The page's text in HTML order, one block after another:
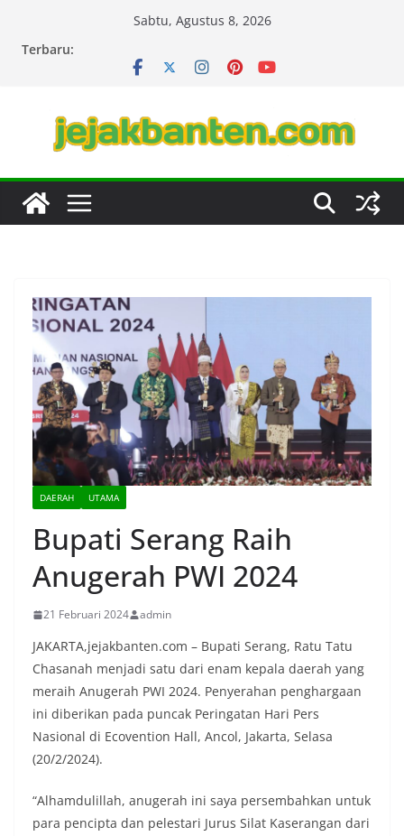
Sabtu, Agustus 8, 2026
Terbaru:
DAERAH UTAMA
Bupati Serang Raih
Anugerah PWI 2024
21 Februari 2024 admin
JAKARTA,jejakbanten.com – Bupati Serang, Ratu Tatu
Chasanah menjadi satu dari enam kepala daerah yang
meraih Anugerah PWI 2024. Penyerahan penghargaan
ini diberikan pada puncak Peringatan Hari Pers
Nasional di Ecovention Hall, Ancol, Jakarta, Selasa
(20/2/2024).
“Alhamdulillah, anugerah ini saya persembahkan untuk
para pencipta dan pelestari Jurus Silat Kaserangan dari